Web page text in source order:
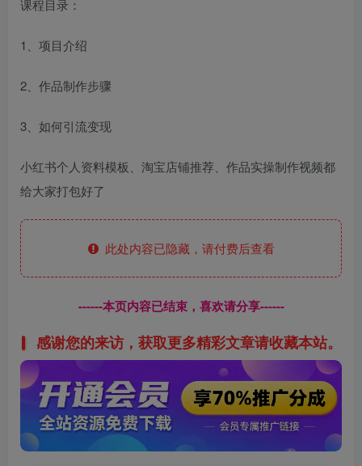
课程目录：
1、项目介绍
2、作品制作步骤
3、如何引流变现
小红书个人资料模板、淘宝店铺推荐、作品实操制作视频都
给大家打包好了
此处内容已隐藏，请付费后查看
------本页内容已结束，喜欢请分享------
感谢您的来访，获取更多精彩文章请收藏本站。